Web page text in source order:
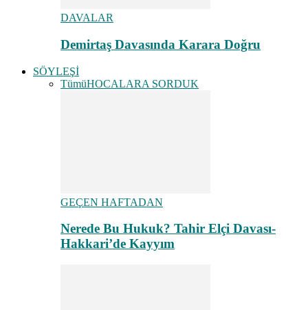
DAVALAR
Demirtaş Davasında Karara Doğru
SÖYLEŞİ
TümüHOCALARA SORDUK
GEÇEN HAFTADAN
Nerede Bu Hukuk? Tahir Elçi Davası-
Hakkari’de Kayyım